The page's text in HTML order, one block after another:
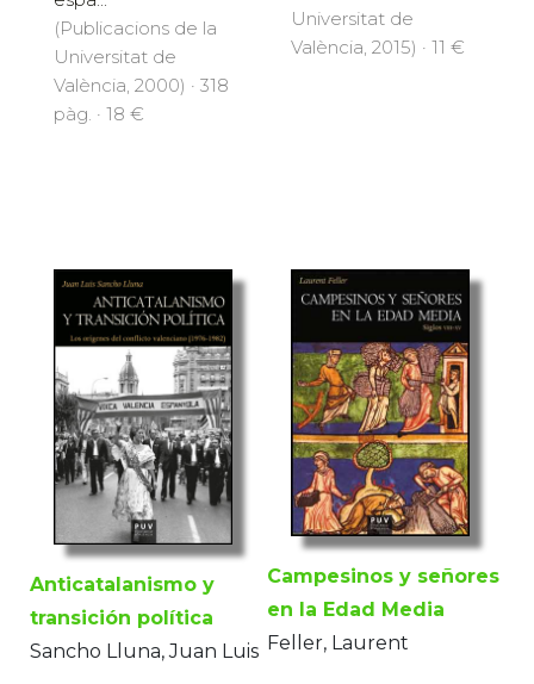
(Publicacions de la
Universitat de
València, 2000) · 318
pàg. · 18 €
Universitat de
València, 2015) · 11 €
Anticatalanismo y
transición política
Sancho Lluna, Juan Luis
Campesinos y señores
en la Edad Media
Feller, Laurent